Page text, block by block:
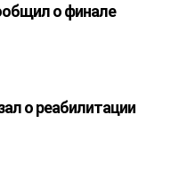
о финале
о реабилитации